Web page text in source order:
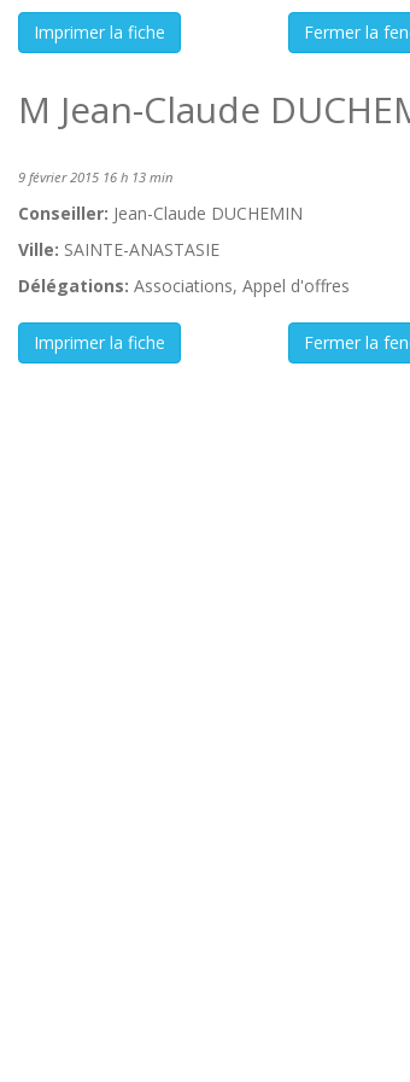
M Jean-Claude
9 février 2015 16 h 13 min
Conseiller: Jean-Claude DUCHEMIN
Ville: SAINTE-ANASTASIE
Délégations: Associations, Appel d'offres